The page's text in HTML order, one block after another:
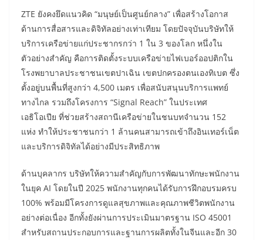
ZTE ยังคงยึดแนวคิด “มนุษย์เป็นศูนย์กลาง” เพื่อสร้างโอกาส
ด้านการสื่อสารและดิจิทัลอย่างเท่าเทียม โดยปัจจุบันบริษัทให้
บริการเครือข่ายแก่ประชากรกว่า 1 ใน 3 ของโลก หนึ่งใน
ตัวอย่างสำคัญ คือการติดตั้งระบบเครือข่ายไฟเบอร์ออปติกใน
โรงพยาบาลประชาชนเขตปาเฉิน เขตปกครองตนเองทิเบต ซึ่ง
ตั้งอยู่บนพื้นที่สูงกว่า 4,500 เมตร เพื่อสนับสนุนบริการแพทย์
ทางไกล รวมถึงโครงการ “Signal Reach” ในประเทศ
เอธิโอเปีย ที่ช่วยสร้างสถานีเครือข่ายในชนบทจำนวน 152
แห่ง ทำให้ประชาชนกว่า 1 ล้านคนสามารถเข้าถึงอินเทอร์เน็ต
และบริการดิจิทัลได้อย่างมีประสิทธิภาพ
ด้านบุคลากร บริษัทให้ความสำคัญกับการพัฒนาทักษะพนักงาน
ในยุค AI โดยในปี 2025 พนักงานทุกคนได้รับการฝึกอบรมครบ
100% พร้อมมีโครงการดูแลสุขภาพและคุณภาพชีวิตพนักงาน
อย่างต่อเนื่อง อีกทั้งยังผ่านการประเมินมาตรฐาน ISO 45001
สำหรับสถานประกอบการและฐานการผลิตทั้งในจีนและอีก 30